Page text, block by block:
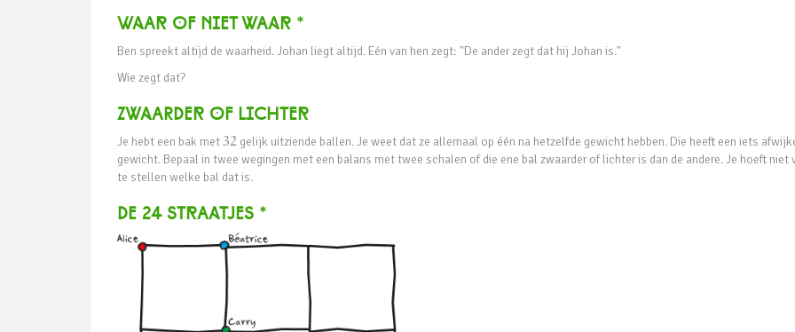
WaAr of niet wAar *
Ben spreekt altijd de waarheid. Johan liegt altijd. Eén van hen zegt: "De ander zegt dat hij Johan is."
Wie zegt dat?
ZwaARder of liChter
Je hebt een bak met32gelijk uitziende ballen. Je weet dat ze allemaal op één na hetzelfde gewicht hebben. Die heeft een iets
gewicht. Bepaal in twee wegingen met een balans met twee schalen of die ene bal zwaarder of lichter is dan de andere. Je hoeft niet
te stellen welke bal dat is.
De 24 strAatjes *